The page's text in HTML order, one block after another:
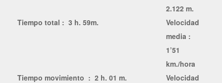
2.122 m.
Tiempo total : 3 h. 59m.
Velocidad
media :
1’51
km./hora
Tiempo movimiento : 2 h. 01 m.
Velocidad